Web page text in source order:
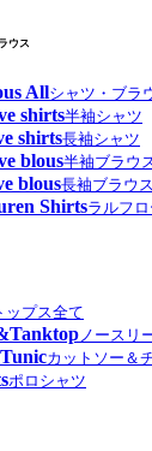
ウス
Allシャツ・ブラ
shirts半袖シャツ
shirts長袖シャツ
blous半袖ブラウ
blous長袖ブラウス
Shirtsラルフ
ップス全て
ノースリ
カットソー＆
ポロシャツ